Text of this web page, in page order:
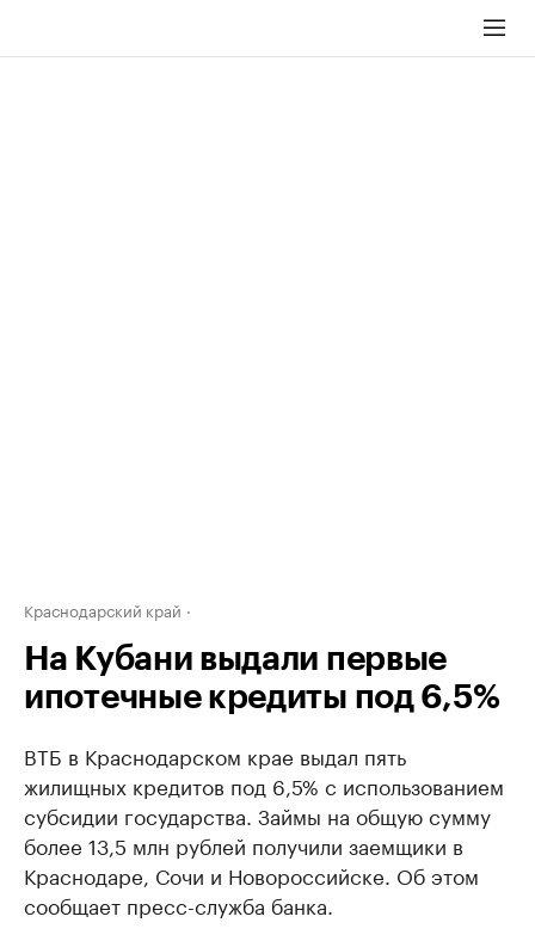
Краснодарский край
На Кубани выдали первые
ипотечные кредиты под 6,5%
ВТБ в Краснодарском крае выдал пять
жилищных кредитов под 6,5% с использованием
субсидии государства. Займы на общую сумму
более 13,5 млн рублей получили заемщики в
Краснодаре, Сочи и Новороссийске. Об этом
сообщает пресс-служба банка.